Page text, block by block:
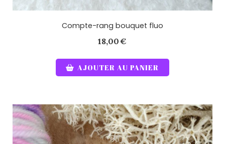
Compte-rang bouquet fluo
18,00€
AJOUTER AU PANIER